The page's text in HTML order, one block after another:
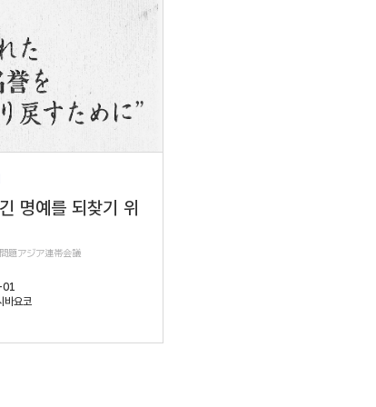
명예를 되찾기 위
題アジア連帯会議
바요코